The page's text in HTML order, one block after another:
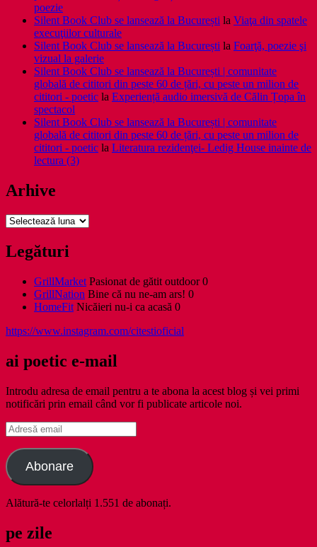
poezie
Silent Book Club se lansează la București la Viaţa din spatele
execuţiilor culturale
Silent Book Club se lansează la București la Foarţă, poezie şi
vizual la galerie
Silent Book Club se lansează la București | comunitate
globală de cititori din peste 60 de țări, cu peste un milion de
cititori - poetic la Experiență audio imersivă de Călin Țopa în
spectacol
Silent Book Club se lansează la București | comunitate
globală de cititori din peste 60 de țări, cu peste un milion de
cititori - poetic la Literatura rezidenţei- Ledig House inainte de
lectura (3)
Arhive
Arhive
Legături
GrillMarket Pasionat de gătit outdoor 0
GrillNation Bine că nu ne-am ars! 0
HomeFit Nicăieri nu-i ca acasă 0
https://www.instagram.com/citestioficial
ai poetic e-mail
Introdu adresa de email pentru a te abona la acest blog și vei primi
notificări prin email când vor fi publicate articole noi.
Adresă
email
Abonare
Alătură-te celorlalți 1.551 de abonați.
pe zile